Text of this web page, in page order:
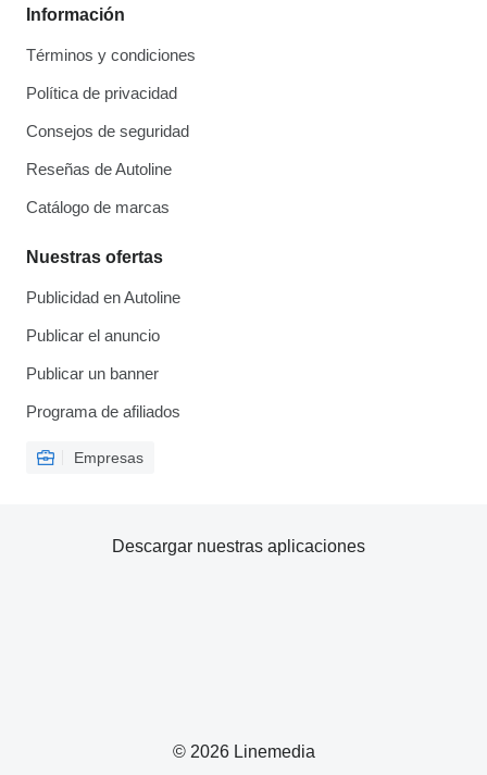
Información
Términos y condiciones
Política de privacidad
Consejos de seguridad
Reseñas de Autoline
Catálogo de marcas
Nuestras ofertas
Publicidad en Autoline
Publicar el anuncio
Publicar un banner
Programa de afiliados
Empresas
© 2026 Linemedia
Descargar nuestras aplicaciones